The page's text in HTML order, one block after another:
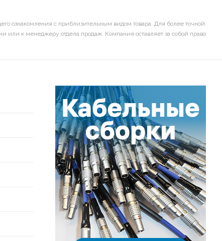
ознакомления с приблизительным видом товара. Для более точной
или к менеджеру отдела продаж. Компания оставляет за собой право